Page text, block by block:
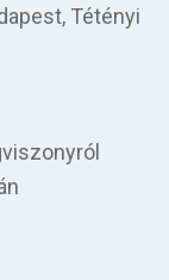
Tétényi